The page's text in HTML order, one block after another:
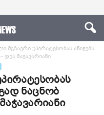
მგზავრი უპირატესობას ანიჭებს
დეა მაჭავარიანი
ნაცნობ